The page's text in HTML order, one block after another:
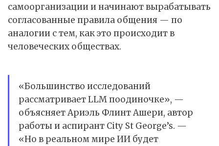
самоорганизации и начинают вырабатывать
согласованные правила общения — по
аналогии с тем, как это происходит в
человеческих обществах.
«Большинство исследований
рассматривает LLM поодиночке», —
объясняет Ариэль Флинт Ашери, автор
работы и аспирант City St George’s. —
«Но в реальном мире ИИ будет